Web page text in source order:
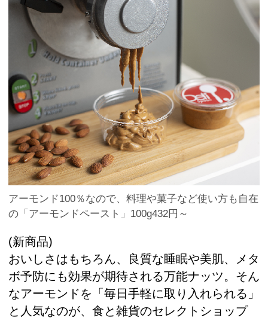
アーモンド100％なので、料理や菓子など使い方も自在
の「アーモンドペースト」100g432円～
(新商品)
おいしさはもちろん、良質な睡眠や美肌、メタ
ボ予防にも効果が期待される万能ナッツ。そん
なアーモンドを「毎日手軽に取り入れられる」
と人気なのが、食と雑貨のセレクトショップ